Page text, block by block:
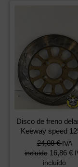
Disco de freno
Keeway speed
24,08€ IVA
incluido 16,86 €
incluido